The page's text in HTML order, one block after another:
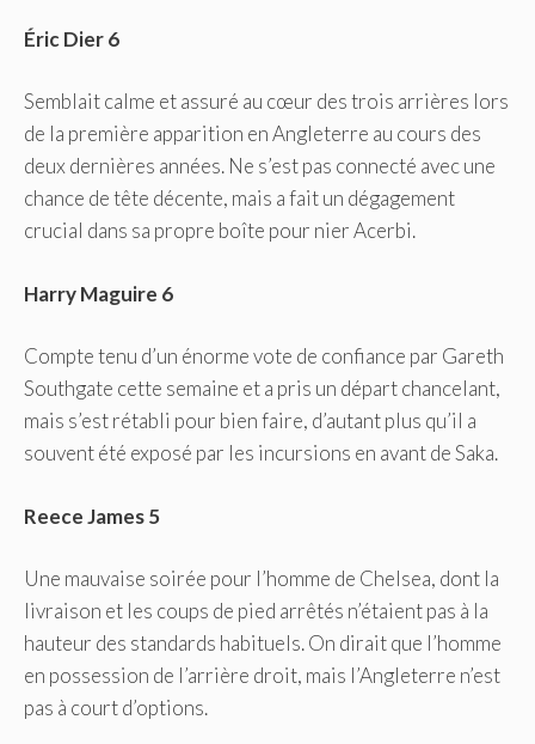
Éric Dier 6
Semblait calme et assuré au cœur des trois arrières lors
de la première apparition en Angleterre au cours des
deux dernières années. Ne s’est pas connecté avec une
chance de tête décente, mais a fait un dégagement
crucial dans sa propre boîte pour nier Acerbi.
Harry Maguire 6
Compte tenu d’un énorme vote de confiance par Gareth
Southgate cette semaine et a pris un départ chancelant,
mais s’est rétabli pour bien faire, d’autant plus qu’il a
souvent été exposé par les incursions en avant de Saka.
Reece James 5
Une mauvaise soirée pour l’homme de Chelsea, dont la
livraison et les coups de pied arrêtés n’étaient pas à la
hauteur des standards habituels. On dirait que l’homme
en possession de l’arrière droit, mais l’Angleterre n’est
pas à court d’options.